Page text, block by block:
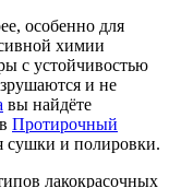
особенно для
химии
с устойчивостью
и не
вы найдёте
Протирочный
сушки и полировки.
лакокрасочных